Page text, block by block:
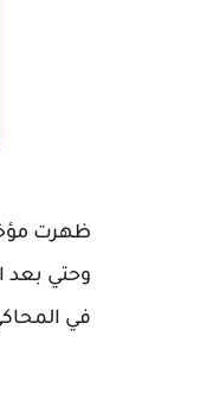
وحتي بعد
في